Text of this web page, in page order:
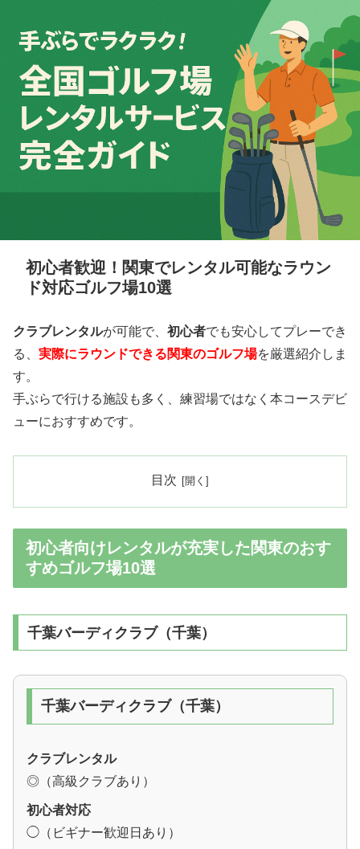
初心者歓迎！関東でレンタル可能なラウン
ド対応ゴルフ場10選
クラブレンタルが可能で、 初心者でも安心してプレーでき
る、 実際にラウンドできる関東のゴルフ場を厳選紹介しま
す。
手ぶらで行ける施設も多く、練習場ではなく本コースデビ
ューにおすすめです。
目次
初心者向けレンタルが充実した関東のおす
すめゴルフ場10選
千葉バーディクラブ（千葉）
千葉バーディクラブ（千葉）
クラブレンタル
◎（高級クラブあり）
初心者対応
◯（ビギナー歓迎日あり）